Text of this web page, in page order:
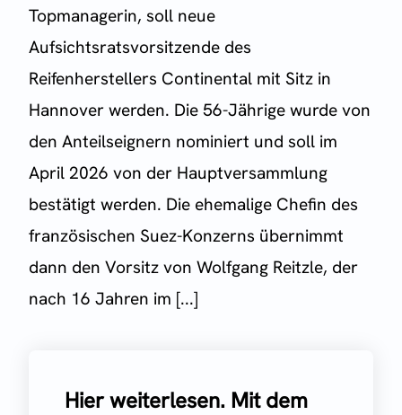
Topmanagerin, soll neue
Aufsichtsratsvorsitzende des
Reifenherstellers Continental mit Sitz in
Hannover werden. Die 56-Jährige wurde von
den Anteilseignern nominiert und soll im
April 2026 von der Hauptversammlung
bestätigt werden. Die ehemalige Chefin des
französischen Suez-Konzerns übernimmt
dann den Vorsitz von Wolfgang Reitzle, der
nach 16 Jahren im [...]
Hier weiterlesen. Mit dem